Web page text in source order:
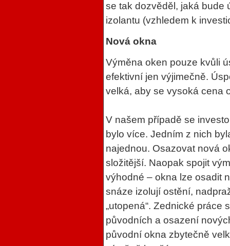
se tak dozvěděl, jaká bude
izolantu (vzhledem k
Nová okna
Výměna oken pouze kvůli
efektivní jen výjimečně.
velká, aby se vysoká cena
V našem případě se
bylo více. Jedním z nich
najednou. Osazovat nová
složitější. Naopak spojit
výhodné – okna lze osadit
snáze izolují ostění,
„utopená“. Zednické
původních a osazení
původní okna zbytečně